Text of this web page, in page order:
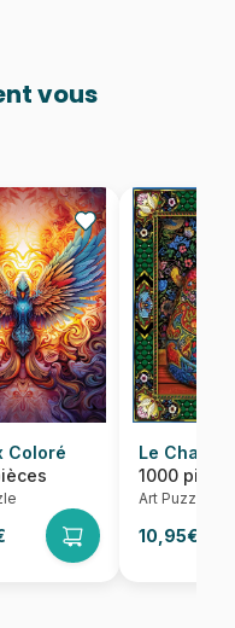
vous
Coloré
Le Chat
1000
Art Puzzle
10,95€